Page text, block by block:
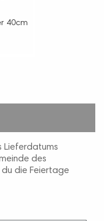
40cm
Lieferdatums
des
du die Feiertage